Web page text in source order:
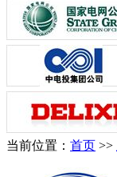
当前位置： 首页 >>